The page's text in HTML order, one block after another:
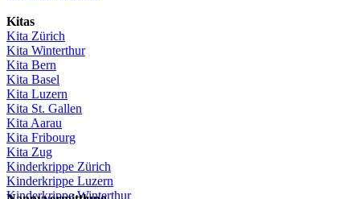
Kitas
Kita Zürich
Kita Winterthur
Kita Bern
Kita Basel
Kita Luzern
Kita St. Gallen
Kita Aarau
Kita Fribourg
Kita Zug
Kinderkrippe Zürich
Kinderkrippe Luzern
KinderkrippeWinterthur